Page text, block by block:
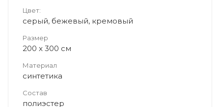
Цвет:
серый, бежевый, кремовый
Размер
200 x 300 см
Материал
синтетика
Состав
полиэстер